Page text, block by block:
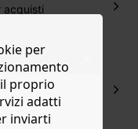
acquisti
fase di
a 50 €.
giacca, un
un piumino
in cotone,
per
proprio
adatti
inviarti